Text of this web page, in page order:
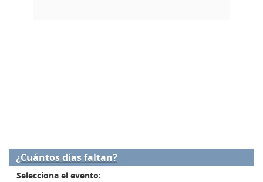
¿Cuántos días faltan?
Selecciona el evento: